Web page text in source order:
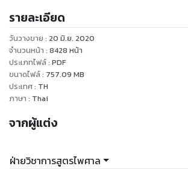
รายละเอียด
วันวางขาย : 20 มิ.ย. 2020
จำนวนหน้า : 8428 หน้า
ประเภทไฟล์: PDF
ขนาดไฟล์: 757.09 MB
ประเทศ: TH
ภาษา : Thai
จากผู้แต่ง
ฝ่ายวิชาการสูตรไพศาล